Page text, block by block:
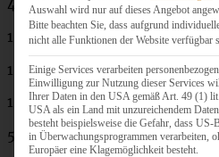
400 g Mehl (oder etwas mehr)
1 Ei
1 TL Vanille-Extrakt
1 Prise Salz
50 g sehr weiche Butter
Auswahl wird nur auf dieses Angebot
Bitte beachten Sie, dass aufgrund
nicht alle Funktionen der Website verfügbar
Einige Services verarbeiten
Einwilligung zur Nutzung dieser Services
Ihrer Daten in den USA gemäß Art. 49 (1)
USA als ein Land mit unzureichendem
besteht beispielsweise die Gefahr, dass US-
in Überwachungsprogrammen verarbeiten,
Europäer eine Klagemöglichkeit besteht.